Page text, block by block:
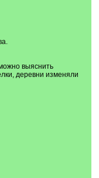
выяснить
деревни изменяли